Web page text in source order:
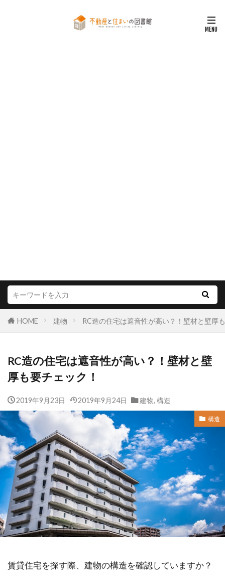
HOME 建物 RC造の住宅は遮音性が高い？！壁材と壁厚
RC造の住宅は遮音性が高い？！壁材と壁
厚も要チェック！
2019年9月23日 2019年9月24日 建物, 構造
構造
賃貸住宅を探す際、建物の構造を確認していますか？